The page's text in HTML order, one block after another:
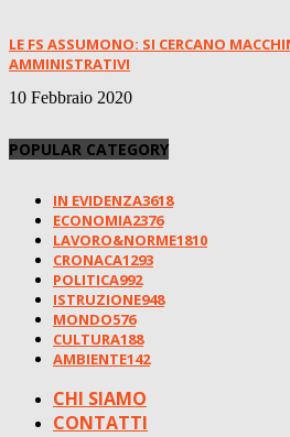
LE FS ASSUMONO: SI CERCANO
AMMINISTRATIVI
10 Febbraio 2020
POPULAR CATEGORY
IN EVIDENZA3618
ECONOMIA2376
LAVORO&NORME1810
CRONACA1293
POLITICA992
ISTRUZIONE948
MONDO576
CULTURA188
AMBIENTE142
CHI SIAMO
CONTATTI